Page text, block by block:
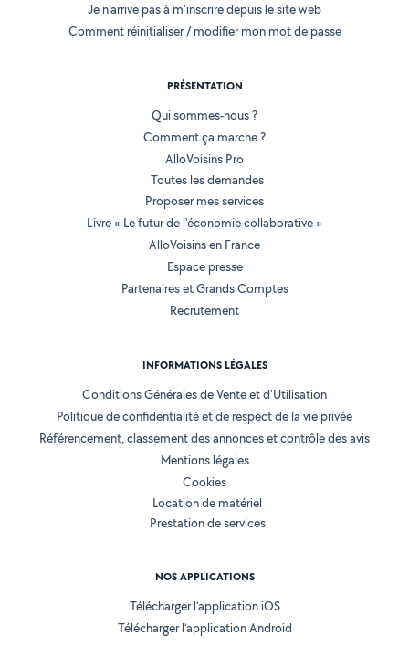
Je n'arrive pas à m'inscrire depuis le site web
Comment réinitialiser / modifier mon mot de passe
PRÉSENTATION
Qui sommes-nous ?
Comment ça marche ?
AlloVoisins Pro
Toutes les demandes
Proposer mes services
Livre « Le futur de l'économie collaborative »
AlloVoisins en France
Espace presse
Partenaires et Grands Comptes
Recrutement
INFORMATIONS LÉGALES
Conditions Générales de Vente et d'Utilisation
Politique de confidentialité et de respect de la vie privée
Référencement, classement des annonces et contrôle des avis
Mentions légales
Cookies
Location de matériel
Prestation de services
NOS APPLICATIONS
Télécharger l’application iOS
Télécharger l’application Android